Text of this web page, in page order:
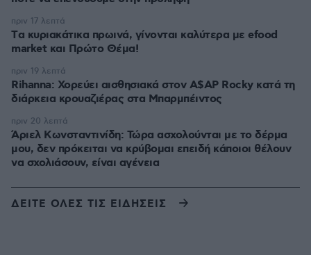
Tα κυριακάτικα πρωινά, γίνονται καλύτερα με efood
market και Πρώτο Θέμα!
πριν 17 λεπτά
Rihanna: Χορεύει αισθησιακά στον A$AP Rocky κατά τη
διάρκεια κρουαζιέρας στα Μπαρμπέιντος
πριν 19 λεπτά
Άριελ Κωνσταντινίδη: Τώρα ασχολούνται με το δέρμα
μου, δεν πρόκειται να κρύβομαι επειδή κάποιοι θέλουν
να σχολιάσουν, είναι αγένεια
πριν 20 λεπτά
ΔΕΙΤΕ ΟΛΕΣ ΤΙΣ ΕΙΔΗΣΕΙΣ